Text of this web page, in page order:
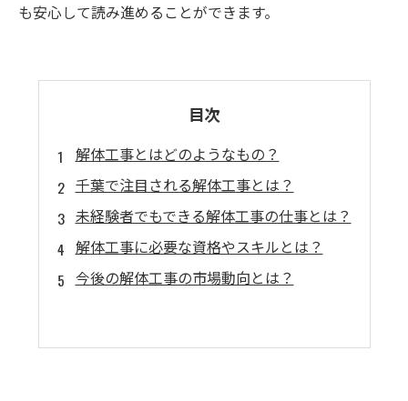
も安心して読み進めることができます。
目次
解体工事とはどのようなもの？
千葉で注目される解体工事とは？
未経験者でもできる解体工事の仕事とは？
解体工事に必要な資格やスキルとは？
今後の解体工事の市場動向とは？